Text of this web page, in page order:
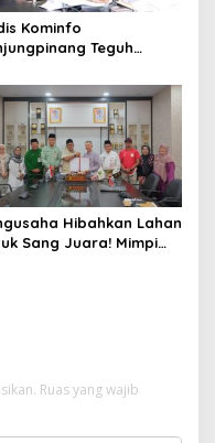
Kominfo
Teguh
Jadi Bahan Evaluasi
Hibahkan Lahan
Sang Juara! Mimpi
Ruas yang wajib